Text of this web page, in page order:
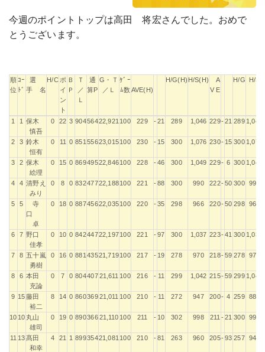
今週のポイントトップは高田 将宏さんでした。おめで
とうございます。
順
位
ｺｰ
ﾄﾞ
選
手 名
H/C ポ
イ
ン
ト
Ｂ
Ｐ
Ｔ
／
Ｌ
通
算P
G・Ｔ
／Ｌ
ｹﾞｰ
ﾑ数AVE(H)
H/G(H) H/S(H)
A
V E
H/G H/S
順
ｺｰ
選
手 名
H/C
ポ
ン
Ｂ
Ｔ
Ｌ
通 G・Ｔ ｹﾞｰ
H/G(H) H/S(H) A
H/G H/S
1 1
保木
慎吾
0 22 3 90456422,921 100 229 -21 289 1,046 229-21 289 1,046
2 3 鈴木
恒有
0 11 0 851 55623,015100 230 - 15 300 1,076 230- 15 300 1,076
3 2 保木
絵理
0 15 0 86949522,846100 228 -46 300 1,049 229- 6 300 1,049
4 4 清野え
みり
0 8 0 83247722,188100 221 -88 300 990 222-50 300 990
5 5
寺
口
卓
0 18 0 88745622,035100 220 -35 298 966 220-50 298 966
6 7 野口
佳孝
0 10 0 84244722,197100 221 -97 300 1,037 223-41 300 1,037
7 8 五十嵐
勇樹
0 16 0 881 43521,719100 217 - 19 278 970 218-59 278 970
8 6 本田
充論
0 7 0 80440721,611 100 216 - 11 299 1,042 215-59 299 1,042
9 15藤田
裕二
8 14 0 86036921,011 100 210 - 11 272 947 200- 4 259 883
10 10 丸山
雄司
0 19 0 89036621,110 100 211 - 10 302 998 211 -21 300 998
11 13髙田
和幸
4 21 1 89935421,081 100 210 -81 263 960 205-93 257 940